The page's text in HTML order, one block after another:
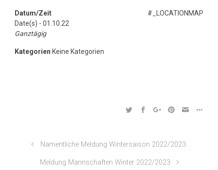
#_LOCATIONMAP
Datum/Zeit
Date(s) - 01.10.22
Ganztägig
Kategorien Keine Kategorien
Namentliche Meldung Wintersaison 2022/2023
Meldung Mannschaften Winter 2022/2023